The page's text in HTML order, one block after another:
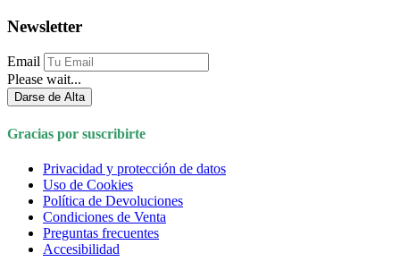
Newsletter
Email
Please wait...
Darse de Alta
Gracias por suscribirte
Privacidad y protección de datos
Uso de Cookies
Política de Devoluciones
Condiciones de Venta
Preguntas frecuentes
Accesibilidad